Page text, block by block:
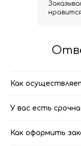
Как
У вас есть
Как оформить